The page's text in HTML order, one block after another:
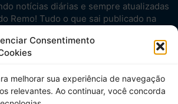
Consentimento
melhorar sua experiência de navegação
relevantes. Ao continuar, você concorda
notícias diárias e sempre atualizadas
Remo! Tudo o que sai publicado na
Site não-oficial.
SIGA-NOS